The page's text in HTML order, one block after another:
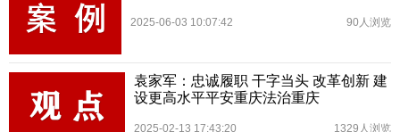
2025-06-03 10:07:42 90人浏览
袁家军：忠诚履职 干字当头 改革创新 建
设更高水平平安重庆法治重庆
2025-02-13 17:43:20 1329人浏览